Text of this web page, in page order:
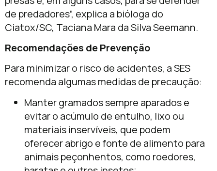
de predadores”, explica a bióloga do
Ciatox/SC, Taciana Mara da Silva Seemann.
Recomendações de Prevenção
Para minimizar o risco de acidentes, a SES
recomenda algumas medidas de precaução:
Manter gramados sempre aparados e
evitar o acúmulo de entulho, lixo ou
materiais inservíveis, que podem
oferecer abrigo e fonte de alimento para
animais peçonhentos, como roedores,